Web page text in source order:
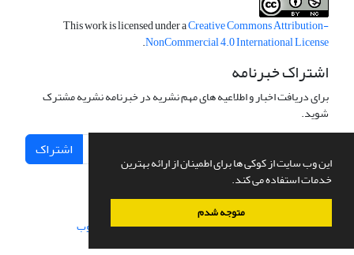
این وب سایت از کوکی ها برای اطمینان از ارائه بهترین
خدمات استفاده می کند.
متوجه شدم
This work is licensed under aCreative Commons Attribution-
NonCommercial 4.0 International License
.
اشتراک خبرنامه
برای دریافت اخبار و اطلاعیه های مهم نشریه در خبرنامه نشریه مشترک
شوید.
اشتراک
سامانه مدیریت نشریات علمی.طراحی و پیاده سازی از سیناوب